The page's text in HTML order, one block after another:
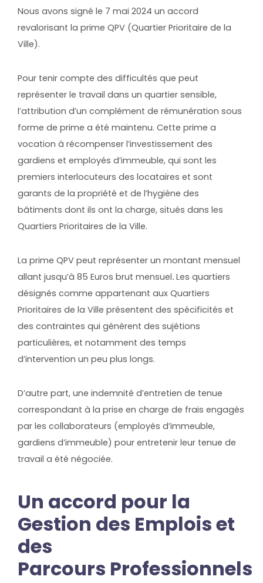
Nous avons signé le 7 mai 2024 un accord
revalorisant la prime QPV (Quartier Prioritaire de la
Ville).
Pour tenir compte des difficultés que peut
représenter le travail dans un quartier sensible,
l’attribution d’un complément de rémunération sous
forme de prime a été maintenu. Cette prime a
vocation à récompenser l’investissement des
gardiens et employés d’immeuble, qui sont les
premiers interlocuteurs des locataires et sont
garants de la propriété et de l’hygiène des
bâtiments dont ils ont la charge, situés dans les
Quartiers Prioritaires de la Ville.
La prime QPV peut représenter un montant mensuel
allant jusqu’à 85 Euros brut mensuel. Les quartiers
désignés comme appartenant aux Quartiers
Prioritaires de la Ville présentent des spécificités et
des contraintes qui génèrent des sujétions
particulières, et notamment des temps
d’intervention un peu plus longs.
D’autre part, une indemnité d’entretien de tenue
correspondant à la prise en charge de frais engagés
par les collaborateurs (employés d’immeuble,
gardiens d’immeuble) pour entretenir leur tenue de
travail a été négociée.
Un accord pour la
Gestion des Emplois et
des
Parcours Professionnels